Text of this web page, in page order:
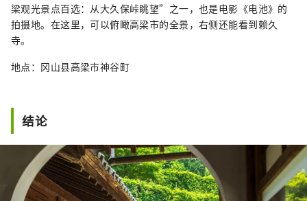
梁观光景点百选：从大久保峠眺望”之一，也是电影《电池》的
拍摄地。在这里，可以俯瞰高梁市的全景，右侧还能看到赖久
寺。
地点：冈山县高梁市神谷町
结论